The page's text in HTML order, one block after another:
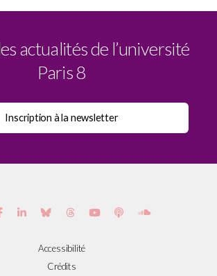
actualités de l’université
Paris 8
Accessibilité
Crédits